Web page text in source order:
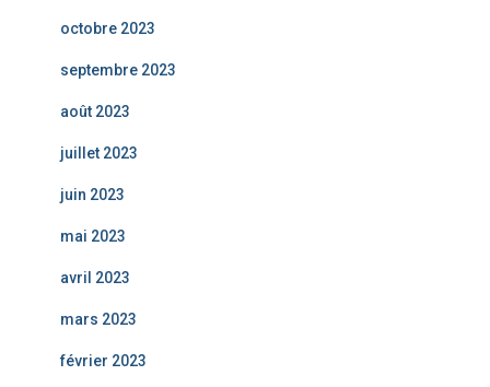
octobre 2023
septembre 2023
août 2023
juillet 2023
juin 2023
mai 2023
avril 2023
mars 2023
février 2023